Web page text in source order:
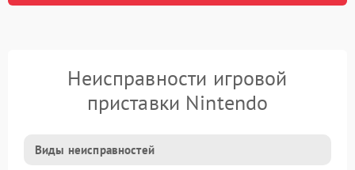
Неисправности игровой
приставки Nintendo
Виды неисправностей